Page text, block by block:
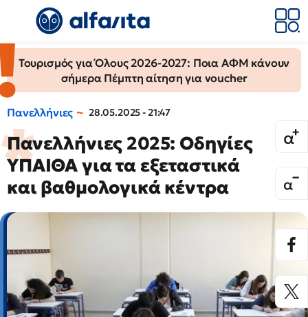
Τουρισμός για Όλους 2026-2027: Ποια ΑΦΜ κάνουν
σήμερα Πέμπτη αίτηση για voucher
Πανελλήνιες 28.05.2025 - 21:47
Πανελλήνιες 2025: Οδηγίες
ΥΠΑΙΘΑ για τα εξεταστικά
και βαθμολογικά κέντρα